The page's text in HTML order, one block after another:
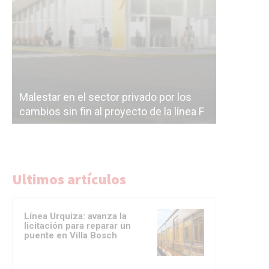
Malestar en el sector privado por los
cambios sin fin al proyecto de la línea F
Ultimos artículos
Línea Urquiza: avanza la
licitación para reparar un
puente en Villa Bosch